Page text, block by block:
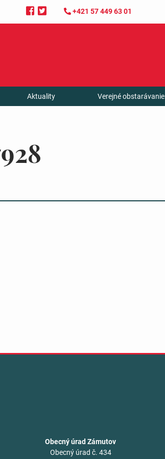
+421 57 449 63 01
Aktuality Verejné obstarávanie
Obecný úrad Zámutov
Obecný úrad č. 434